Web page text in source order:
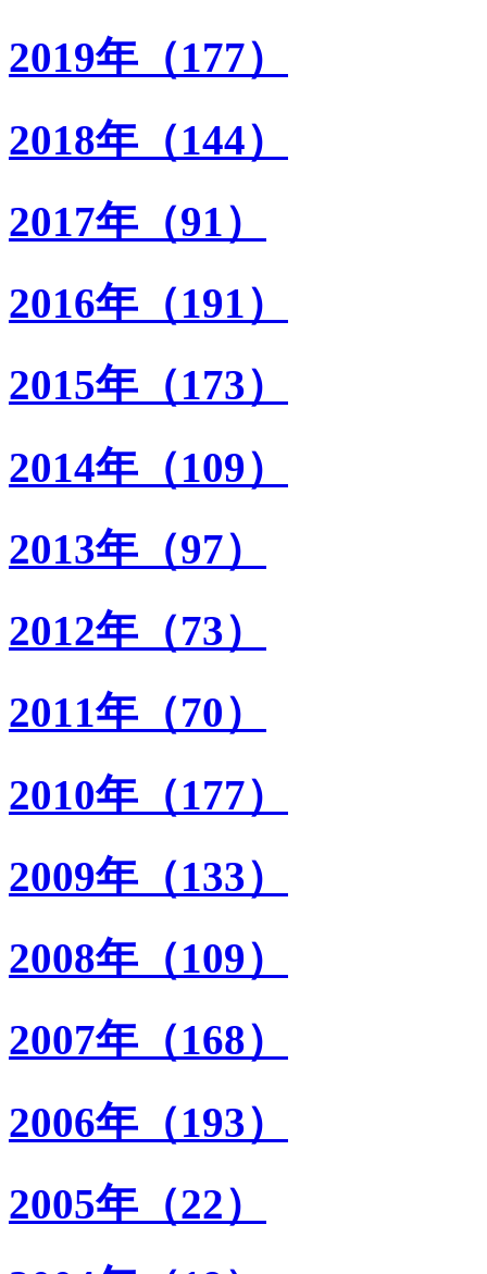
2019年（177）
2018年（144）
2017年（91）
2016年（191）
2015年（173）
2014年（109）
2013年（97）
2012年（73）
2011年（70）
2010年（177）
2009年（133）
2008年（109）
2007年（168）
2006年（193）
2005年（22）